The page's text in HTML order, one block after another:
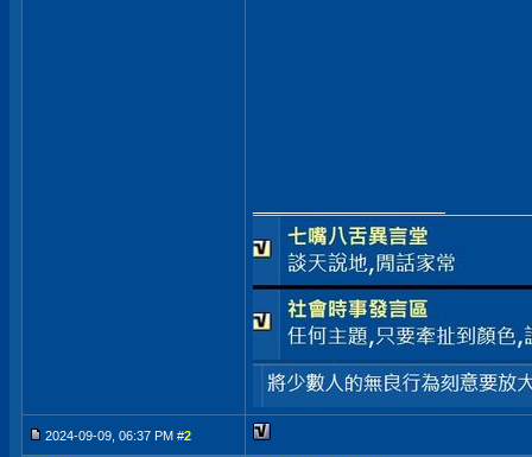
2024-09-09, 06:37 PM #2